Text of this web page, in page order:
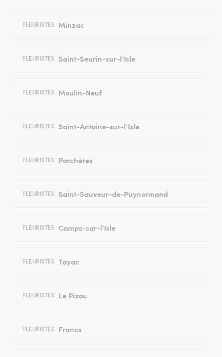
FLEURISTES Minzac
FLEURISTES Saint-Seurin-sur-l’Isle
FLEURISTES Moulin-Neuf
FLEURISTES Saint-Antoine-sur-l’Isle
FLEURISTES Porchères
FLEURISTES Saint-Sauveur-de-Puynormand
FLEURISTES Camps-sur-l’Isle
FLEURISTES Tayac
FLEURISTES Le Pizou
FLEURISTES Francs